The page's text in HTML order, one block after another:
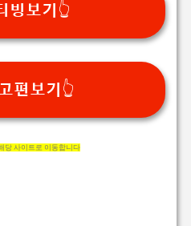
빙보기👆
편보기👆
당 사이트로 이동합니다